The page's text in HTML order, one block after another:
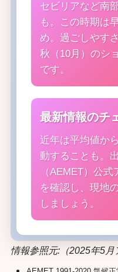
セビリアなど南
も。この時期は
め。過ごしやす
秋（10月）のシ
です。
最新情報のチ
近年は平均値か
動することも。
（AEMET）公
を確認し、現地
しましょう。
情報参照元:（2025年5月